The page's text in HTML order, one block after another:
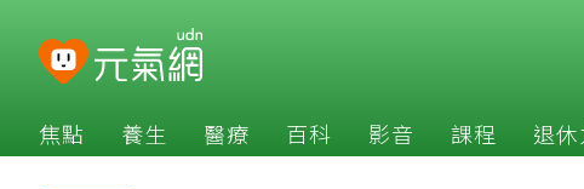
焦點 養生 醫療 百科 影音 課程 退休